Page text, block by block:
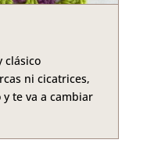
clásico
ni cicatrices,
te va a cambiar